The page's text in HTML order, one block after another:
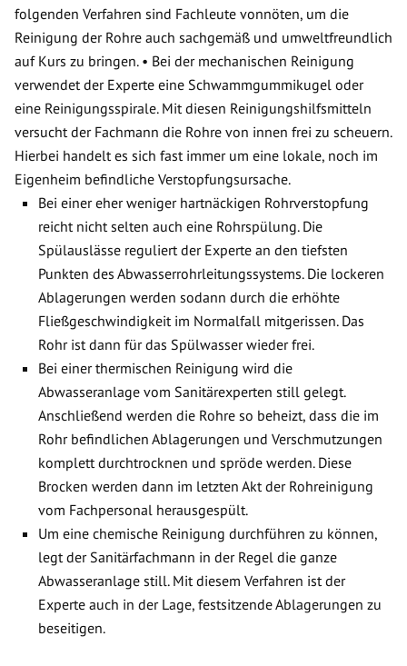
folgenden Verfahren sind Fachleute vonnöten, um die
Reinigung der Rohre auch sachgemäß und umweltfreundlich
auf Kurs zu bringen. • Bei der mechanischen Reinigung
verwendet der Experte eine Schwammgummikugel oder
eine Reinigungsspirale. Mit diesen Reinigungshilfsmitteln
versucht der Fachmann die Rohre von innen frei zu scheuern.
Hierbei handelt es sich fast immer um eine lokale, noch im
Eigenheim befindliche Verstopfungsursache.
Bei einer eher weniger hartnäckigen Rohrverstopfung
reicht nicht selten auch eine Rohrspülung. Die
Spülauslässe reguliert der Experte an den tiefsten
Punkten des Abwasserrohrleitungssystems. Die lockeren
Ablagerungen werden sodann durch die erhöhte
Fließgeschwindigkeit im Normalfall mitgerissen. Das
Rohr ist dann für das Spülwasser wieder frei.
Bei einer thermischen Reinigung wird die
Abwasseranlage vom Sanitärexperten still gelegt.
Anschließend werden die Rohre so beheizt, dass die im
Rohr befindlichen Ablagerungen und Verschmutzungen
komplett durchtrocknen und spröde werden. Diese
Brocken werden dann im letzten Akt der Rohreinigung
vom Fachpersonal herausgespült.
Um eine chemische Reinigung durchführen zu können,
legt der Sanitärfachmann in der Regel die ganze
Abwasseranlage still. Mit diesem Verfahren ist der
Experte auch in der Lage, festsitzende Ablagerungen zu
beseitigen.